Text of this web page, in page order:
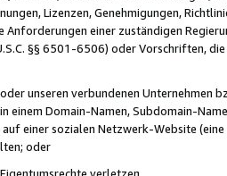
Lizenzen, Genehmigungen,
Anforderungen einer zuständigen
§§ 6501-6506) oder Vorschriften,
unseren verbundenen Unternehmen
einem Domain-Namen, Subdomain-
einer sozialen Netzwerk-Website
oder
verletzen.